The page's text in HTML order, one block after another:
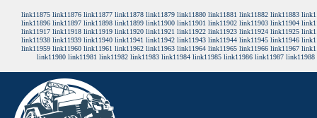
link11875 link11876 link11877 link11878 link11879 link11880 link11881 link11882 link11883
link11896 link11897 link11898 link11899 link11900 link11901 link11902 link11903 link11904
link11917 link11918 link11919 link11920 link11921 link11922 link11923 link11924 link11925
link11938 link11939 link11940 link11941 link11942 link11943 link11944 link11945 link11946
link11959 link11960 link11961 link11962 link11963 link11964 link11965 link11966 link11967
link11980 link11981 link11982 link11983 link11984 link11985 link11986 link11987 link11988